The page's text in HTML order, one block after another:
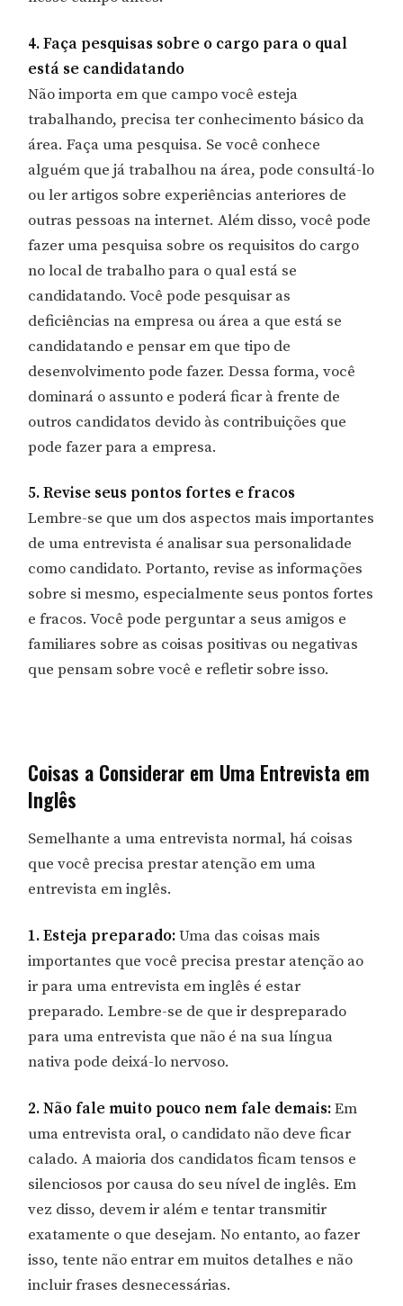
4. Faça pesquisas sobre o cargo para o qual
está se candidatando
Não importa em que campo você esteja
trabalhando, precisa ter conhecimento básico da
área. Faça uma pesquisa. Se você conhece
alguém que já trabalhou na área, pode consultá-lo
ou ler artigos sobre experiências anteriores de
outras pessoas na internet. Além disso, você pode
fazer uma pesquisa sobre os requisitos do cargo
no local de trabalho para o qual está se
candidatando. Você pode pesquisar as
deficiências na empresa ou área a que está se
candidatando e pensar em que tipo de
desenvolvimento pode fazer. Dessa forma, você
dominará o assunto e poderá ficar à frente de
outros candidatos devido às contribuições que
pode fazer para a empresa.
5. Revise seus pontos fortes e fracos
Lembre-se que um dos aspectos mais importantes
de uma entrevista é analisar sua personalidade
como candidato. Portanto, revise as informações
sobre si mesmo, especialmente seus pontos fortes
e fracos. Você pode perguntar a seus amigos e
familiares sobre as coisas positivas ou negativas
que pensam sobre você e refletir sobre isso.
Coisas a Considerar em Uma Entrevista em
Inglês
Semelhante a uma entrevista normal, há coisas
que você precisa prestar atenção em uma
entrevista em inglês.
1. Esteja preparado:Uma das coisas mais
importantes que você precisa prestar atenção ao
ir para uma entrevista em inglês é estar
preparado. Lembre-se de que ir despreparado
para uma entrevista que não é na sua língua
nativa pode deixá-lo nervoso.
2. Não fale muito pouco nem fale demais:Em
uma entrevista oral, o candidato não deve ficar
calado. A maioria dos candidatos ficam tensos e
silenciosos por causa do seu nível de inglês. Em
vez disso, devem ir além e tentar transmitir
exatamente o que desejam. No entanto, ao fazer
isso, tente não entrar em muitos detalhes e não
incluir frases desnecessárias.